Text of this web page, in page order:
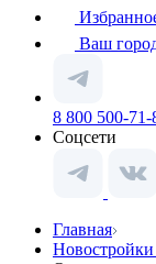
Ваш
8 800 500-71-
Соцсети
Главная